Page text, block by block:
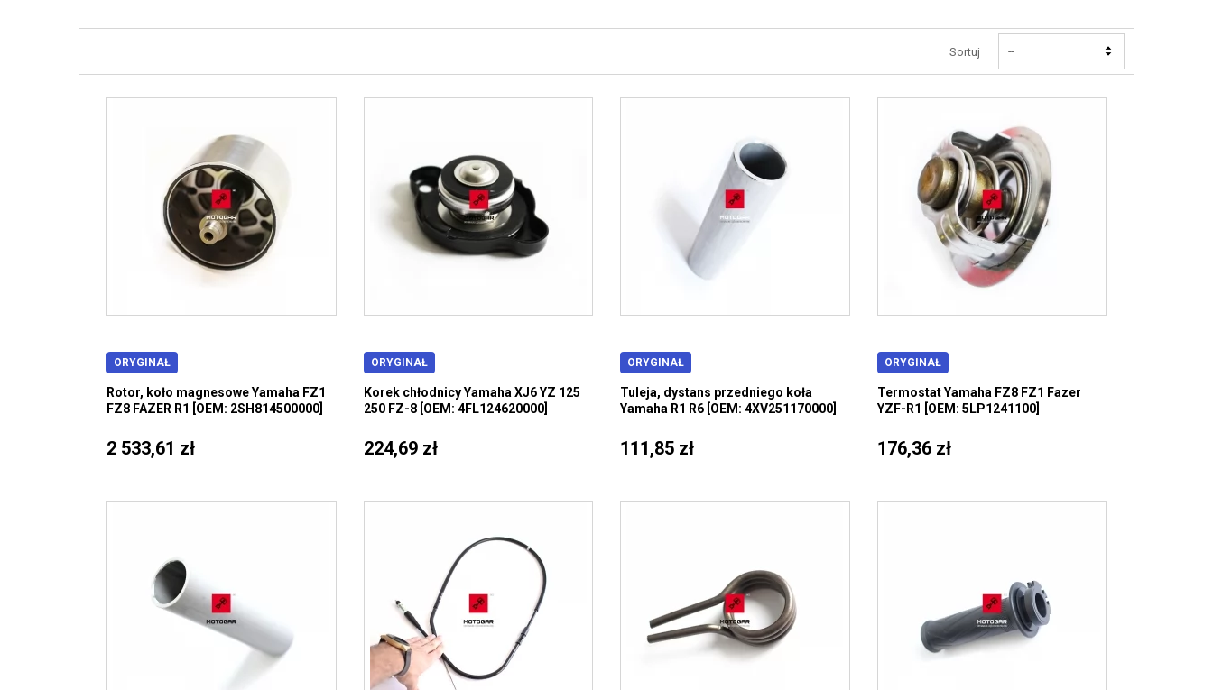
Sortuj --
ORYGINAŁ
Rotor, koło magnesowe Yamaha FZ1
FZ8 FAZER R1 [OEM: 2SH814500000]
2 533,61 zł
ORYGINAŁ
Korek chłodnicy Yamaha XJ6 YZ 125
250 FZ-8 [OEM: 4FL124620000]
224,69 zł
ORYGINAŁ
Tuleja, dystans przedniego koła
Yamaha R1 R6 [OEM: 4XV251170000]
111,85 zł
ORYGINAŁ
Termostat Yamaha FZ8 FZ1 Fazer
YZF-R1 [OEM: 5LP1241100]
176,36 zł